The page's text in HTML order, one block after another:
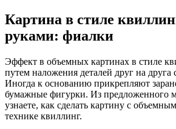
Картина в стиле
руками: фиалки
Эффект в объемных картинах в стиле
путем наложения деталей друг на
Иногда к основанию прикрепляют
бумажные фигурки. Из предложенного
узнаете, как сделать картину с
технике квиллинг.